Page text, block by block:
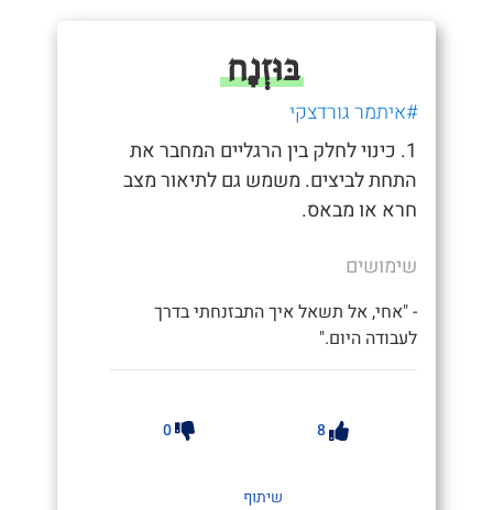
בּוּזְנָח
#איתמר גורדצקי
1. כינוי לחלק בין הרגליים המחבר את
התחת לביצים. משמש גם לתיאור מצב
חרא או מבאס.
שימושים
- "אחי, אל תשאל איך התבזנחתי בדרך
לעבודה היום."
8
0
שיתוף